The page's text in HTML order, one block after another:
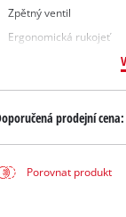
Zpětný ventil
Ergonomická rukojeť
prodejní cena:
Porovnat produkt